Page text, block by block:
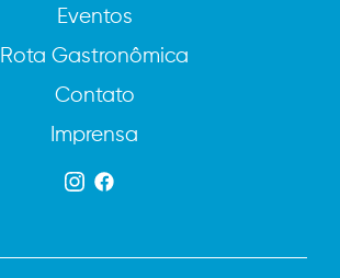
Eventos
Rota Gastronômica
Contato
Imprensa